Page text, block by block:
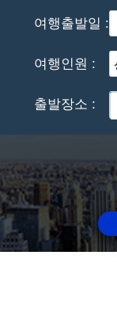
여행출발일 :
여행인원 :
출발장소 :